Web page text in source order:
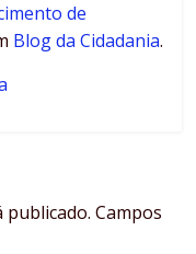
de
Blog da Cidadania.
publicado. Campos